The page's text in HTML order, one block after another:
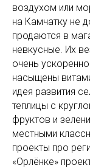
воздухом или
на Камчатку не
продаются в
невкусные. Их
очень
насыщены
идея развития
теплицы с
фруктов и
местными
проекты про
«Орлёнке»